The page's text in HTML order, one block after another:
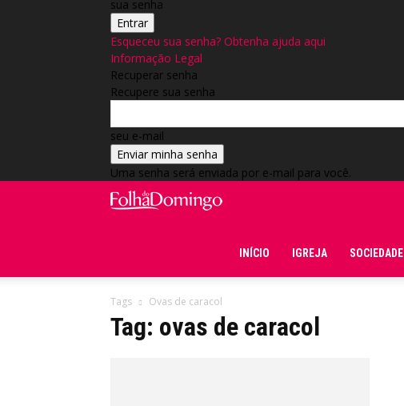
sua senha
Esqueceu sua senha? Obtenha ajuda aqui
Informação Legal
Recuperar senha
Recupere sua senha
seu e-mail
Uma senha será enviada por e-mail para você.
INÍCIO IGREJA SOCIEDADE
Tags Ovas de caracol
Tag: ovas de caracol